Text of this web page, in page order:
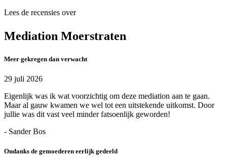
Lees de recensies over
Mediation Moerstraten
Meer gekregen dan verwacht
29 juli 2026
Eigenlijk was ik wat voorzichtig om deze mediation aan te gaan.
Maar al gauw kwamen we wel tot een uitstekende uitkomst. Door
jullie was dit vast veel minder fatsoenlijk geworden!
- Sander Bos
Ondanks de gemoederen eerlijk gedeeld